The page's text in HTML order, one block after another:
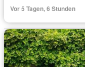
Vor 5 Tagen, 6 Stunden